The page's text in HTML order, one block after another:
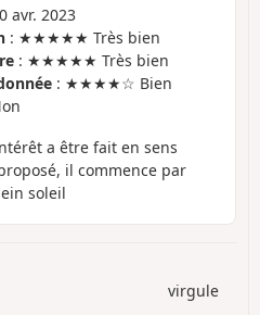
avr. 2023
: ★★★★★ Très bien
: ★★★★★ Très bien
: ★★★★☆ Bien
a être fait en sens
il commence par
soleil
virgule